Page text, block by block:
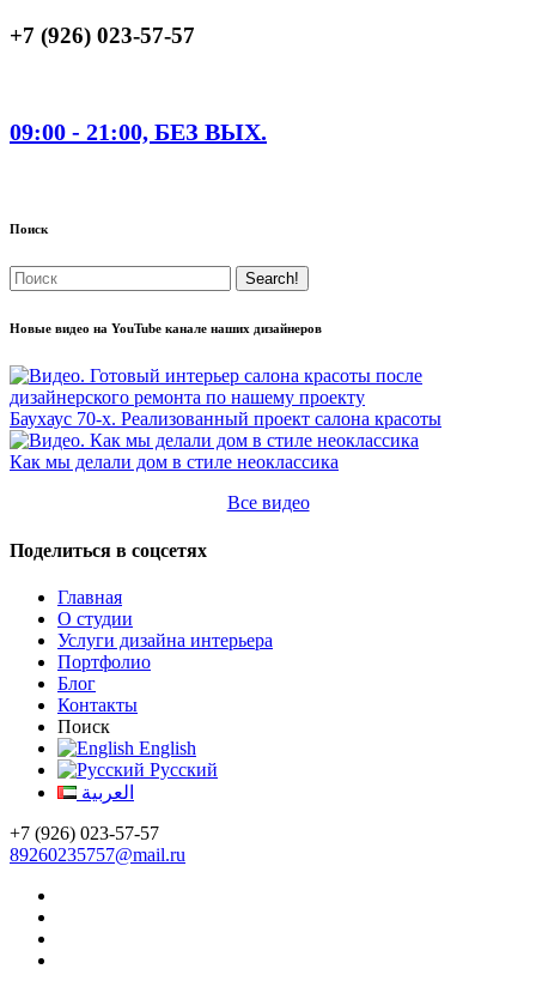
+7 (926) 023-57-57
09:00 - 21:00, БЕЗ ВЫХ.
Поиск
Новые видео на YouTube канале наших дизайнеров
Баухаус 70-х. Реализованный проект салона красоты
Как мы делали дом в стиле неоклассика
Все видео
Поделиться в соцсетях
Главная
О студии
Услуги дизайна интерьера
Портфолио
Блог
Контакты
Поиск
English
Русский
العربية
+7 (926) 023-57-57
89260235757@mail.ru